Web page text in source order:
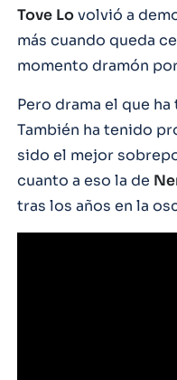
Tove Lovolvió a
más cuando queda
momento dramón
Pero drama el que
También ha tenido
sido el mejor
cuanto a eso la de
tras los años en la